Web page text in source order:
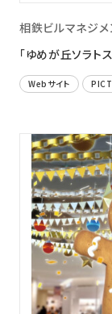
相鉄ビルマネジメ
「ゆめが丘ソラト
Webサイト